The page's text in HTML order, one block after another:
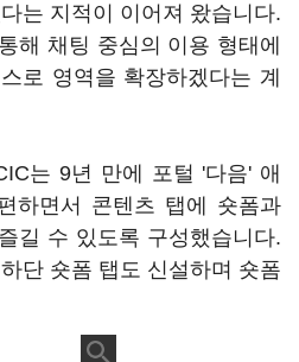
는 지적이 이어져 왔습니다.
해 채팅 중심의 이용 형태에
로 영역을 확장하겠다는 계
는 9년 만에 포털 '다음' 애
하면서 콘텐츠 탭에 숏폼과
길 수 있도록 구성했습니다.
단 숏폼 탭도 신설하며 숏폼